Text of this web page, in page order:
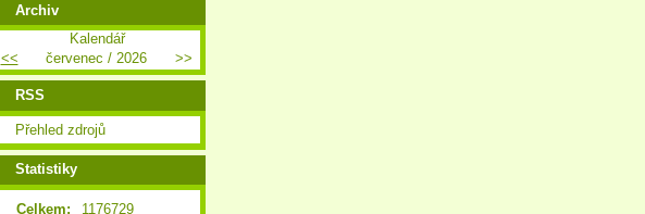
Archiv
Kalendář
<<
červenec / 2026 >>
RSS
Přehled zdrojů
Statistiky
Celkem: 1176729